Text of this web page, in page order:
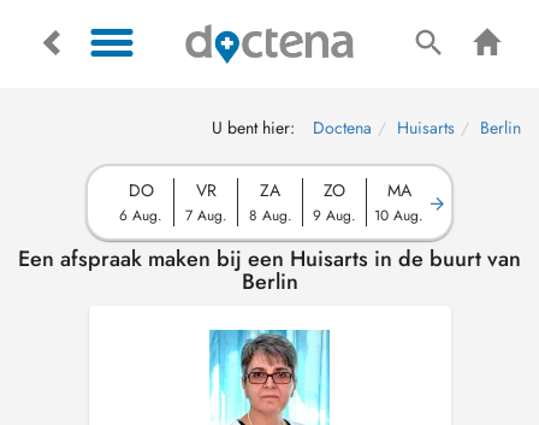
U bent hier: Doctena Huisarts Berlin
DO
6 Aug.
VR
7 Aug.
ZA
8 Aug.
ZO
9 Aug.
MA
10 Aug.
Een afspraak maken bij een Huisarts in de buurt van
Berlin